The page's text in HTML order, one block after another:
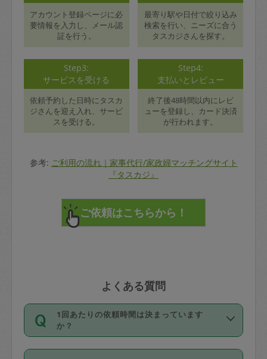
アカウント登録ページに必
要情報を入力し、メール認
証を行う。
最寄り駅や日付で絞り込み
検索を行い、ニーズに合う
タスカジさんを探す。
Step3:
サービスを受ける
依頼予約した日時にタスカ
ジさんを迎え入れ、サービ
スを受ける。
Step4:
支払いとレビュー
終了後48時間以内にレビ
ューを登録し、カード決済
が行われます。
参考: ご利用の流れ｜家事代行/家政婦マッチングサイト
『タスカジ』
よくある質問
1回あたりの依頼時間は決まっています
か？
依頼1回につき3時間固定です。3時間を